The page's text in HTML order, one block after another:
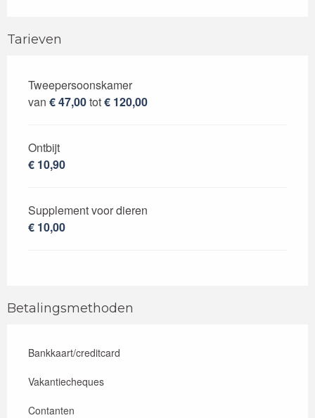
Tarieven
Tarieven 2026
Tweepersoonskamer
van € 47,00tot€ 120,00
Ontbijt
€ 10,90
Supplement voor dieren
€ 10,00
Betalingsmethoden
Bankkaart/creditcard
Vakantiecheques
Contanten